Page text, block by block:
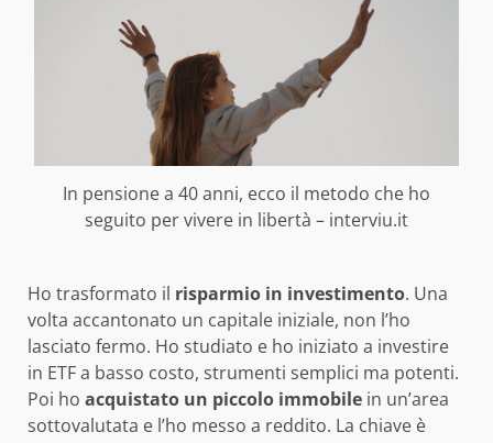
In pensione a 40 anni, ecco il metodo che ho
seguito per vivere in libertà – interviu.it
Ho trasformato il risparmio in investimento. Una
volta accantonato un capitale iniziale, non l’ho
lasciato fermo. Ho studiato e ho iniziato a investire
in ETF a basso costo, strumenti semplici ma potenti.
Poi ho acquistato un piccolo immobile in un’area
sottovalutata e l’ho messo a reddito. La chiave è